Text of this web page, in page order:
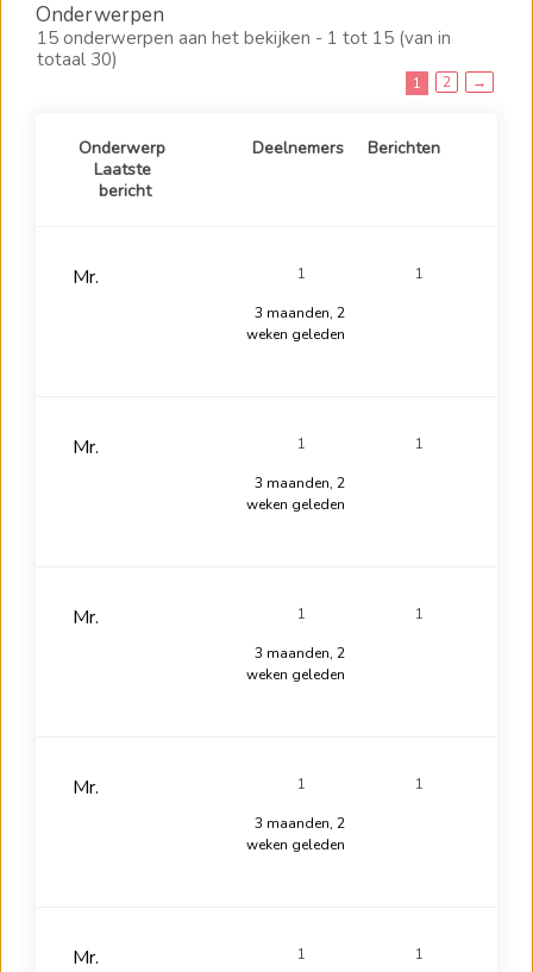
Onderwerpen
15 onderwerpen aan het bekijken - 1 tot 15 (van in
totaal 30)
1 2 →
Onderwerp Deelnemers
Berichten
Laatste
bericht
Mr. 1 1
3 maanden, 2
weken geleden
Mr. 1 1
3 maanden, 2
weken geleden
Mr. 1 1
3 maanden, 2
weken geleden
Mr. 1 1
3 maanden, 2
weken geleden
Mr. 1 1